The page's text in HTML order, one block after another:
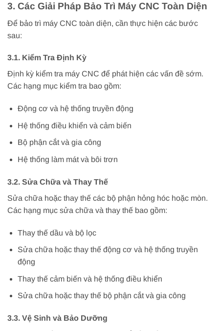
3. Các Giải Pháp Bảo Trì Máy CNC Toàn Diện
Để bảo trì máy CNC toàn diện, cần thực hiện các bước
sau:
3.1. Kiểm Tra Định Kỳ
Định kỳ kiểm tra máy CNC để phát hiện các vấn đề sớm.
Các hạng mục kiểm tra bao gồm:
Động cơ và hệ thống truyền động
Hệ thống điều khiển và cảm biến
Bộ phận cắt và gia công
Hệ thống làm mát và bôi trơn
3.2. Sửa Chữa và Thay Thế
Sửa chữa hoặc thay thế các bộ phận hỏng hóc hoặc mòn.
Các hạng mục sửa chữa và thay thế bao gồm:
Thay thế dầu và bộ lọc
Sửa chữa hoặc thay thế động cơ và hệ thống truyền
động
Thay thế cảm biến và hệ thống điều khiển
Sửa chữa hoặc thay thế bộ phận cắt và gia công
3.3. Vệ Sinh và Bảo Dưỡng